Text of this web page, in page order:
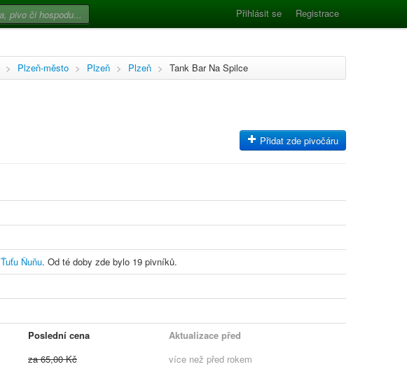
Přihlásit se Registrace
> Plzeň-město > Plzeň > Plzeň > Tank Bar Na Spilce
Přidat zde pivočáru
Ťuťu Ňuňu. Od té doby zde bylo 19 pivníků.
Poslední cena Aktualizace před
za 65,00 Kč více než před rokem